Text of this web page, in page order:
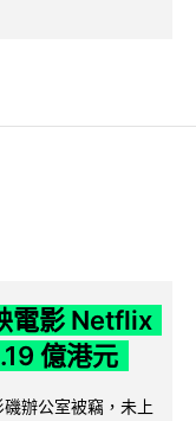
電影 Netflix
億港元
辦公室被竊，未上